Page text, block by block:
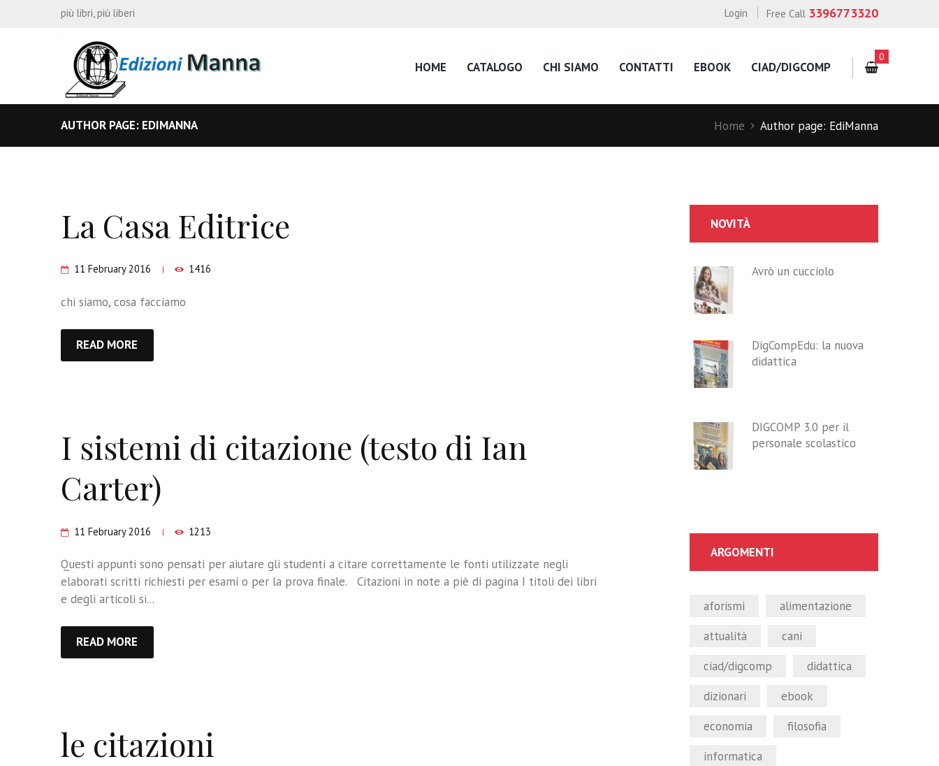
più libri, più liberi Free Call 3396773320
Login
HOME CATALOGO CHI SIAMO CONTATTI EBOOK CIAD/DIGCOMP
0
AUTHOR PAGE: EDIMANNA Home Author page: EdiManna
La Casa Editrice
11 February 2016 1416
chi siamo, cosa facciamo
READ MORE
I sistemi di citazione (testo di Ian
Carter)
11 February 2016 1213
Questi appunti sono pensati per aiutare gli studenti a citare correttamente le fonti utilizzate negli
elaborati scritti richiesti per esami o per la prova finale. Citazioni in note a piè di pagina I titoli dei libri
e degli articoli si...
READ MORE
le citazioni
NOVITÀ
Avrò un cucciolo
DigCompEdu: la nuova
didattica
DIGCOMP 3.0 per il
personale scolastico
ARGOMENTI
aforismi
alimentazione
attualità
cani
ciad/digcomp
didattica
dizionari
ebook
economia
filosofia
informatica